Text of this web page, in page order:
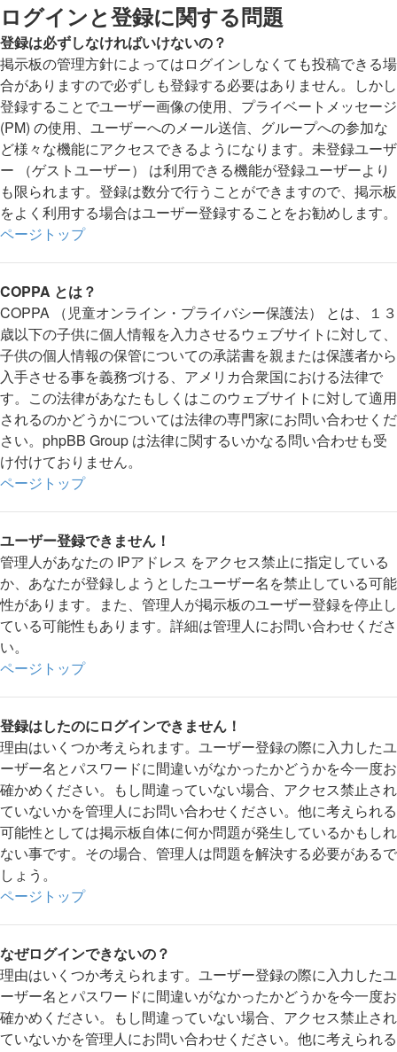
ログインと登録に関する問題
登録は必ずしなければいけないの？
掲示板の管理方針によってはログインしなくても投稿できる場
合がありますので必ずしも登録する必要はありません。しかし
登録することでユーザー画像の使用、プライベートメッセージ
(PM) の使用、ユーザーへのメール送信、グループへの参加な
ど様々な機能にアクセスできるようになります。未登録ユーザ
ー （ゲストユーザー） は利用できる機能が登録ユーザーより
も限られます。登録は数分で行うことができますので、掲示板
をよく利用する場合はユーザー登録することをお勧めします。
ページトップ
COPPA とは？
COPPA （児童オンライン・プライバシー保護法） とは、１３
歳以下の子供に個人情報を入力させるウェブサイトに対して、
子供の個人情報の保管についての承諾書を親または保護者から
入手させる事を義務づける、アメリカ合衆国における法律で
す。この法律があなたもしくはこのウェブサイトに対して適用
されるのかどうかについては法律の専門家にお問い合わせくだ
さい。phpBB Group は法律に関するいかなる問い合わせも受
け付けておりません。
ページトップ
ユーザー登録できません！
管理人があなたの IPアドレス をアクセス禁止に指定している
か、あなたが登録しようとしたユーザー名を禁止している可能
性があります。また、管理人が掲示板のユーザー登録を停止し
ている可能性もあります。詳細は管理人にお問い合わせくださ
い。
ページトップ
登録はしたのにログインできません！
理由はいくつか考えられます。ユーザー登録の際に入力したユ
ーザー名とパスワードに間違いがなかったかどうかを今一度お
確かめください。もし間違っていない場合、アクセス禁止され
ていないかを管理人にお問い合わせください。他に考えられる
可能性としては掲示板自体に何か問題が発生しているかもしれ
ない事です。その場合、管理人は問題を解決する必要があるで
しょう。
ページトップ
なぜログインできないの？
理由はいくつか考えられます。ユーザー登録の際に入力したユ
ーザー名とパスワードに間違いがなかったかどうかを今一度お
確かめください。もし間違っていない場合、アクセス禁止され
ていないかを管理人にお問い合わせください。他に考えられる